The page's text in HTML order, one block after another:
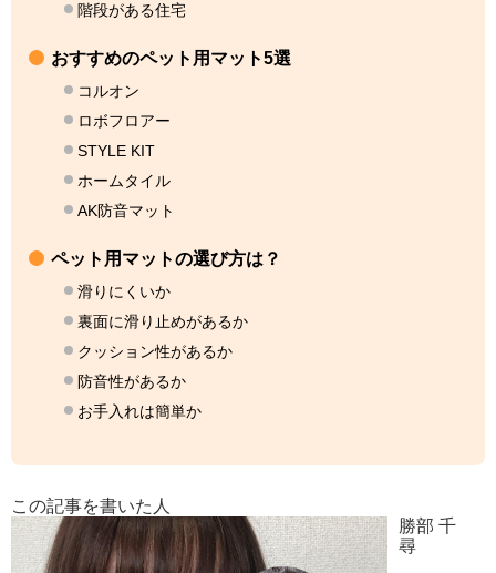
階段がある住宅
おすすめのペット用マット5選
コルオン
ロボフロアー
STYLE KIT
ホームタイル
AK防音マット
ペット用マットの選び方は？
滑りにくいか
裏面に滑り止めがあるか
クッション性があるか
防音性があるか
お手入れは簡単か
この記事を書いた人
勝部 千
尋